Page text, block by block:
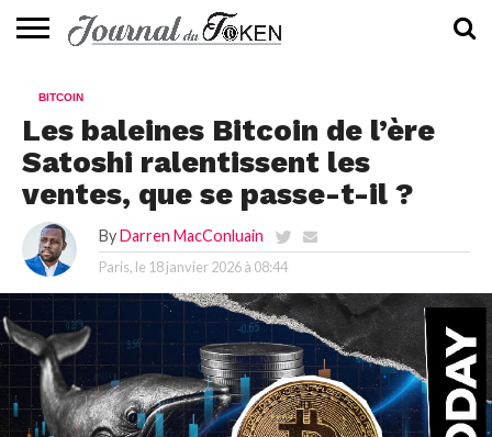
📰
EVALUATION
GUIDE
TENDANCES
À
CONTACTEZ-
BITCOIN
Les baleines Bitcoin de l’ère
Satoshi ralentissent les
ventes, que se passe-t-il ?
By Darren MacConluain
Paris, le 18 janvier 2026 à 08:44